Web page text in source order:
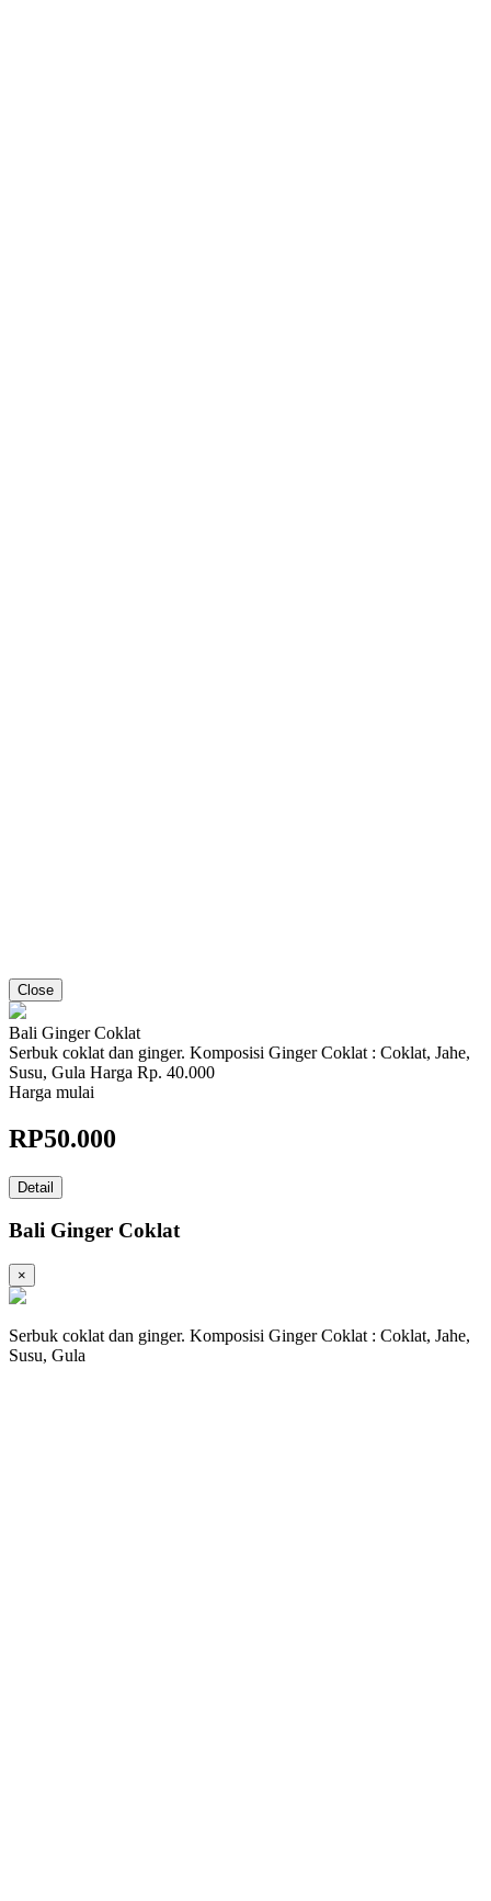
Close
Bali Ginger Coklat
Serbuk coklat dan ginger. Komposisi Ginger Coklat : Coklat, Jahe,
Susu, Gula Harga Rp. 40.000
Harga mulai
RP50.000
Detail
Bali Ginger Coklat
×
Serbuk coklat dan ginger. Komposisi Ginger Coklat : Coklat, Jahe,
Susu, Gula